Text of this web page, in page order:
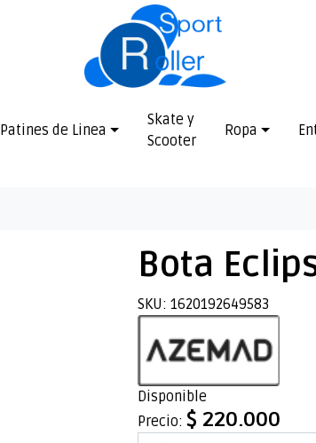
Patines de Linea
Skate y
Scooter
Ropa
Bota
SKU: 1620192649583
Disponible
Precio: $ 220.000